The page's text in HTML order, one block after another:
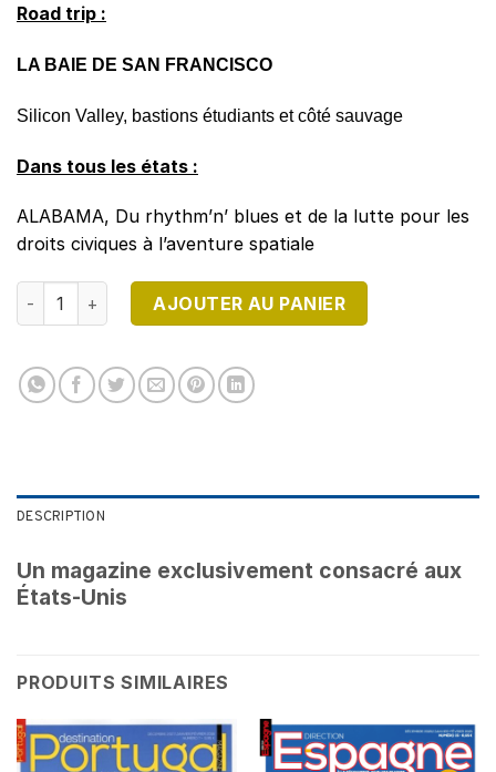
Road trip :
LA BAIE DE SAN FRANCISCO
Silicon Valley, bastions étudiants et côté sauvage
Dans tous les états :
ALABAMA, Du rhythm’n’ blues et de la lutte pour les
droits civiques à l’aventure spatiale
quantité de DESTINATION USA N°10 - Version Numérique
AJOUTER AU PANIER
DESCRIPTION
Un magazine exclusivement consacré aux
États-Unis
PRODUITS SIMILAIRES